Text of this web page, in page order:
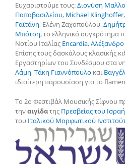
Ευχαριστούμε τους:Διονύση
Παπαβασιλείου, Michael Klinghoffer,
Γαϊτάνη, Ελένη Ζαχοπούλου,
Μπότση, το ελληνικό συγκρότημα
Νοτίου Ιταλίας Εncardia,
Επίσης τους δασκάλους κλασικής
Εργαστηρίων του Συνδέσμου στα
Λάμη,Τάκη Γιαννόπουλο και
ιδιαίτερη παρουσίαση για το
Το 2ο Φεστιβάλ Μουσικής Σίφνου
τηναιγίδατης Πρεσβείας του
του Ιταλικού Μορφωτικού